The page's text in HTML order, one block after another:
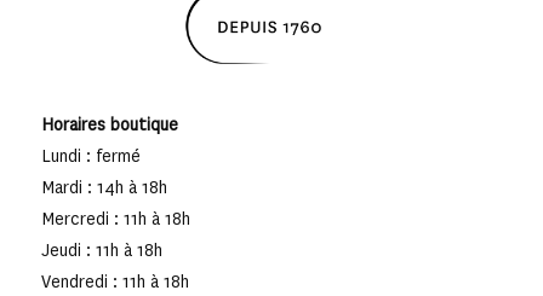
Horaires boutique
Lundi : fermé
Mardi : 14h à 18h
Mercredi : 11h à 18h
Jeudi : 11h à 18h
Vendredi : 11h à 18h